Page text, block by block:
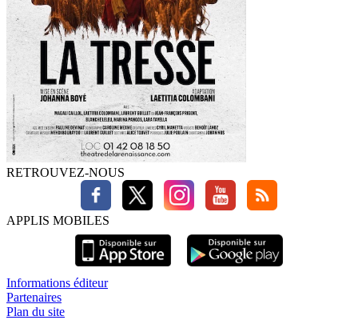
RETROUVEZ-NOUS
APPLIS MOBILES
Informations éditeur
Partenaires
Plan du site